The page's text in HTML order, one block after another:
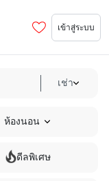
เข้าสู่ระบบ
เช่า
ห้องนอน
ดีลพิเศษ